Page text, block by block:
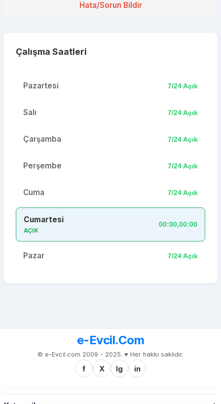
Hata/Sorun Bildir
Çalışma Saatleri
Pazartesi 7/24 Açık
Salı 7/24 Açık
Çarşamba 7/24 Açık
Perşembe 7/24 Açık
Cuma 7/24 Açık
Cumartesi
AÇIK
00:00,00:00
Pazar 7/24 Açık
e-Evcil.Com
© e-Evcil.com 2009 - 2025. ♥️ Her hakkı saklıdır.
f X Ig in